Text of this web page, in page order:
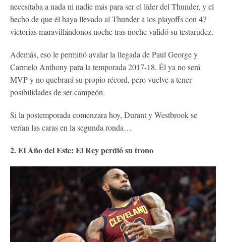
necesitaba a nada ni nadie más para ser el líder del Thunder, y el
hecho de que él haya llevado al Thunder a los playoffs con 47
victorias maravillándonos noche tras noche validó su testarudez.
Además, eso le permitió avalar la llegada de Paul George y
Carmelo Anthony para la temporada 2017-18. Él ya no será
MVP y no quebrará su propio récord, pero vuelve a tener
posibilidades de ser campeón.
Si la postemporada comenzara hoy, Durant y Westbrook se
verían las caras en la segunda ronda…
2. El Año del Este: El Rey perdió su trono